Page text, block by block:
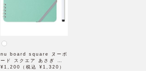
nu board square ヌーボ
ード スクエア あさぎ 欧
文印刷
¥1,200（税込 ¥1,320）